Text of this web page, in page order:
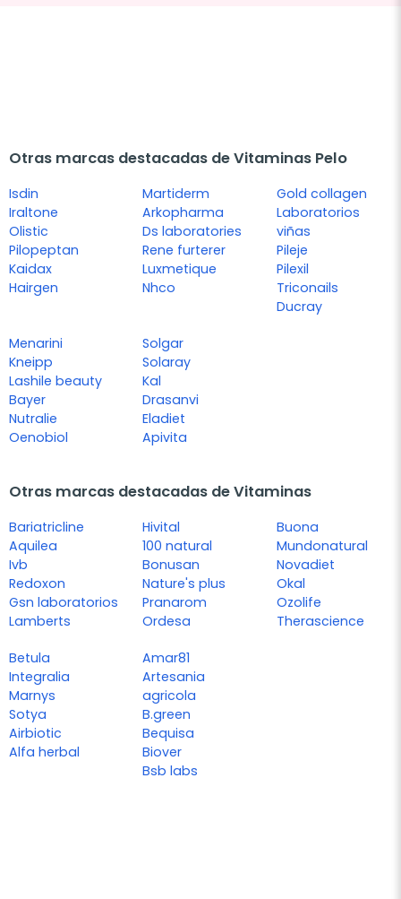
Otras marcas destacadas de Vitaminas Pelo
Isdin
Iraltone
Olistic
Pilopeptan
Kaidax
Hairgen
Martiderm
Arkopharma
Ds laboratories
Rene furterer
Luxmetique
Nhco
Gold collagen
Laboratorios
viñas
Pileje
Pilexil
Triconails
Ducray
Menarini
Kneipp
Lashile beauty
Bayer
Nutralie
Oenobiol
Solgar
Solaray
Kal
Drasanvi
Eladiet
Apivita
Otras marcas destacadas de Vitaminas
Bariatricline
Aquilea
Ivb
Redoxon
Gsn laboratorios
Lamberts
Hivital
100 natural
Bonusan
Nature's plus
Pranarom
Ordesa
Buona
Mundonatural
Novadiet
Okal
Ozolife
Therascience
Betula
Integralia
Marnys
Sotya
Airbiotic
Alfa herbal
Amar81
Artesania
agricola
B.green
Bequisa
Biover
Bsb labs